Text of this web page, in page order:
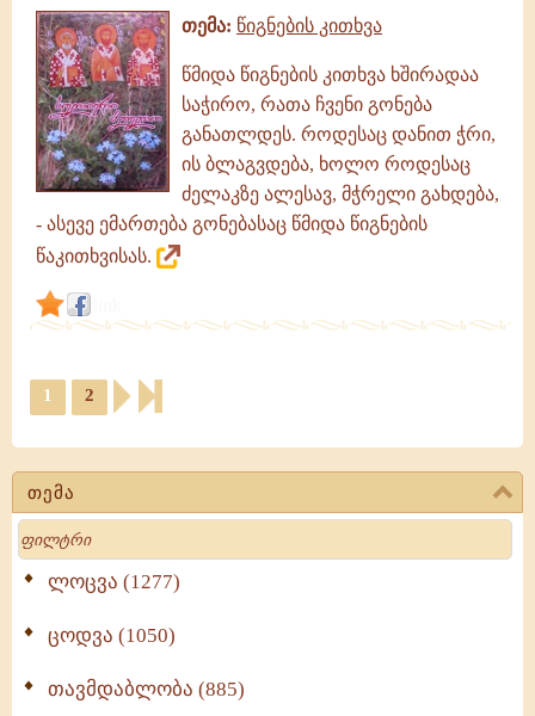
თემა
Search
ლოცვა (1277)
ცოდვა (1050)
თავმდაბლობა (885)
თემა: წიგნების კითხვა
წმიდა წიგნების კითხვა ხშირადაა
საჭირო, რათა ჩვენი გონება
განათლდეს. როდესაც დანით ჭრი,
ის ბლაგვდება, ხოლო როდესაც
ძელაკზე ალესავ, მჭრელი გახდება,
- ასევე ემართება გონებასაც წმიდა წიგნების
წაკითხვისას.
1 2